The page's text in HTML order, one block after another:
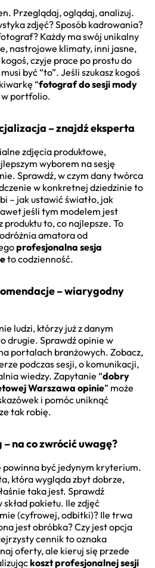
Przeglądaj, oglądaj, analizuj.
zdjęć? Sposób kadrowania?
Każdy ma swój unikalny
nastrojowe klimaty, inni jasne,
czyje prace po prostu do
być “to”. Jeśli szukasz kogoś
“fotograf do sesji mody
w portfolio.
– znajdź eksperta
zdjęcia produktowe,
wyborem na sesję
Sprawdź, w czym dany twórca
w konkretnej dziedzinie to
– jak ustawić światło, jak
jeśli tym modelem jest
to, co najlepsze. To
amatora od
profesjonalna sesja
to codzienność.
– wiarygodny
ludzi, którzy już z danym
drugie. Sprawdź opinie w
portalach branżowych. Zobacz,
podczas sesji, o komunikacji,
wiedzy. Zapytanie “dobry
Warszawa opinie” może
i pomóc uniknąć
tak robię.
– na co zwrócić uwagę?
powinna być jedynym kryterium.
która wygląda zbyt dobrze,
taka jest. Sprawdź
skład pakietu. Ile zdjęć
(cyfrowej, odbitki)? Ile trwa
jest obróbka? Czy jest opcja
cennik to oznaka
oferty, ale kieruj się przede
koszt profesjonalnej sesji